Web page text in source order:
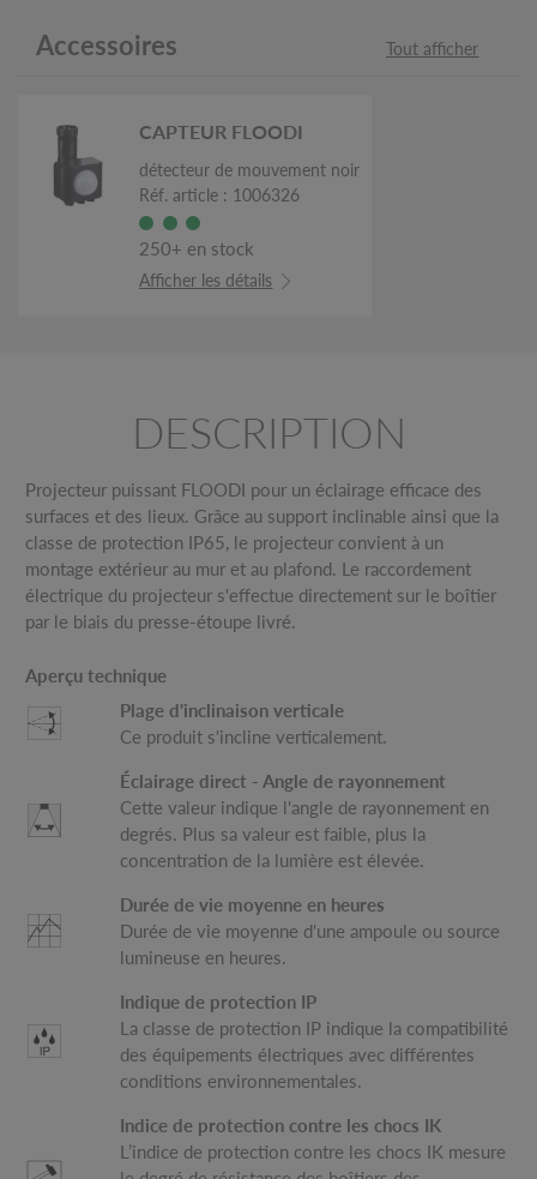
Accessoires Tout afficher
CAPTEUR FLOODI
détecteur de mouvement noir
Réf. article : 1006326
250+ en stock
Afficher les détails
DESCRIPTION
Projecteur puissant FLOODI pour un éclairage efficace des
surfaces et des lieux. Grâce au support inclinable ainsi que la
classe de protection IP65, le projecteur convient à un
montage extérieur au mur et au plafond. Le raccordement
électrique du projecteur s'effectue directement sur le boîtier
par le biais du presse-étoupe livré.
Aperçu technique
Plage d'inclinaison verticale
Ce produit s'incline verticalement.
Éclairage direct - Angle de rayonnement
Cette valeur indique l'angle de rayonnement en
degrés. Plus sa valeur est faible, plus la
concentration de la lumière est élevée.
Durée de vie moyenne en heures
Durée de vie moyenne d'une ampoule ou source
lumineuse en heures.
Indique de protection IP
La classe de protection IP indique la compatibilité
des équipements électriques avec différentes
conditions environnementales.
Indice de protection contre les chocs IK
L’indice de protection contre les chocs IK mesure